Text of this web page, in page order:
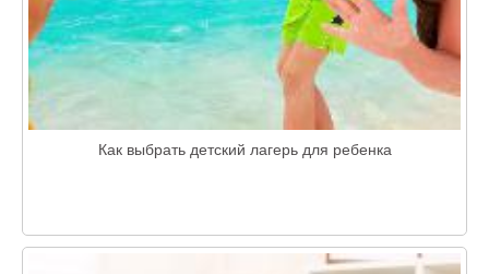
Как выбрать детский лагерь для ребенка